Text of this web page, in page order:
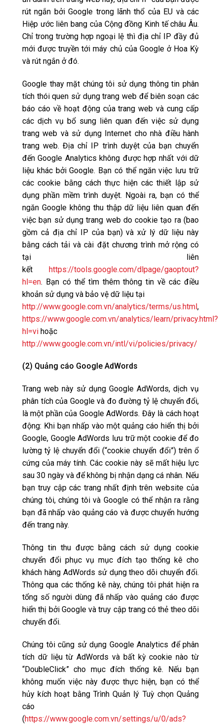
rút ngắn bởi Google trong lãnh thổ của EU và các
Hiệp ước liên bang của Cộng đồng Kinh tế châu Âu.
Chỉ trong trường hợp ngoại lệ thì địa chỉ IP đầy đủ
mới được truyền tới máy chủ của Google ở Hoa Kỳ
và rút ngắn ở đó.
Google thay mặt chúng tôi sử dụng thông tin phân
tích thói quen sử dụng trang web để biên soạn các
báo cáo về hoạt động của trang web và cung cấp
các dịch vụ bổ sung liên quan đến việc sử dụng
trang web và sử dụng Internet cho nhà điều hành
trang web. Địa chỉ IP trình duyệt của bạn chuyển
đến Google Analytics không được hợp nhất với dữ
liệu khác bởi Google. Bạn có thể ngăn việc lưu trữ
các cookie bằng cách thực hiện các thiết lập sử
dụng phần mềm trình duyệt. Ngoài ra, bạn có thể
ngăn Google không thu thập dữ liệu liên quan đến
việc bạn sử dụng trang web do cookie tạo ra (bao
gồm cả địa chỉ IP của bạn) và xử lý dữ liệu này
bằng cách tải và cài đặt chương trình mở rộng có
tại liên
kết https://tools.google.com/dlpage/gaoptout?
hl=en. Bạn có thể tìm thêm thông tin về các điều
khoản sử dụng và bảo vệ dữ liệu tại
http://www.google.com.vn/analytics/terms/us.html,
https://www.google.com.vn/analytics/learn/privacy.html?
hl=vi hoặc
http://www.google.com.vn/intl/vi/policies/privacy/
(2) Quảng cáo Google AdWords
Trang web này sử dụng Google AdWords, dịch vụ
phân tích của Google và đo đường tỷ lệ chuyển đổi,
là một phần của Google AdWords. Đây là cách hoạt
động: Khi bạn nhấp vào một quảng cáo hiển thị bởi
Google, Google AdWords lưu trữ một cookie để đo
lường tỷ lệ chuyển đổi (“cookie chuyển đổi”) trên ổ
cứng của máy tính. Các cookie này sẽ mất hiệu lực
sau 30 ngày và để không bị nhận dạng cá nhân. Nếu
bạn truy cập các trang nhất định trên website của
chúng tôi, chúng tôi và Google có thể nhận ra rằng
bạn đã nhấp vào quảng cáo và được chuyển hướng
đến trang này.
Thông tin thu được bằng cách sử dụng cookie
chuyển đổi phục vụ mục đích tạo thống kê cho
khách hàng AdWords sử dụng theo dõi chuyển đổi.
Thông qua các thống kê này, chúng tôi phát hiện ra
tổng số người dùng đã nhấp vào quảng cáo được
hiển thị bởi Google và truy cập trang có thẻ theo dõi
chuyển đổi.
Chúng tôi cũng sử dụng Google Analytics để phân
tích dữ liệu từ AdWords và bất kỳ cookie nào từ
“DoubleClick” cho mục đích thống kê. Nếu bạn
không muốn việc này được thực hiện, bạn có thể
hủy kích hoạt bằng Trình Quản lý Tuỳ chọn Quảng
cáo
(https://www.google.com.vn/settings/u/0/ads?